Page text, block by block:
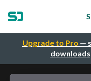
Upgrade to Pro —